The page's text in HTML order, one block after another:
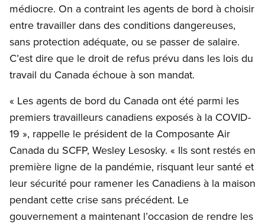
médiocre. On a contraint les agents de bord à choisir
entre travailler dans des conditions dangereuses,
sans protection adéquate, ou se passer de salaire.
C’est dire que le droit de refus prévu dans les lois du
travail du Canada échoue à son mandat.
« Les agents de bord du Canada ont été parmi les
premiers travailleurs canadiens exposés à la COVID-
19 », rappelle le président de la Composante Air
Canada du SCFP, Wesley Lesosky. « Ils sont restés en
première ligne de la pandémie, risquant leur santé et
leur sécurité pour ramener les Canadiens à la maison
pendant cette crise sans précédent. Le
gouvernement a maintenant l’occasion de rendre les